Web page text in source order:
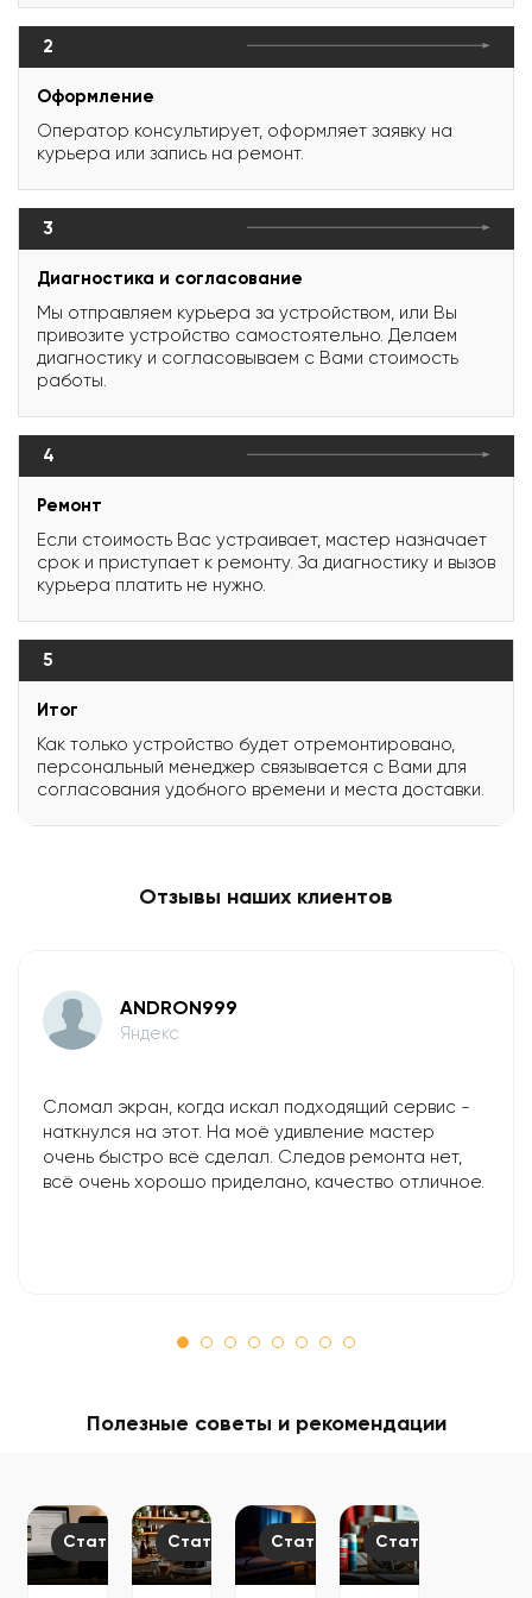
2
Оформление
Оператор консультирует, оформляет заявку на
курьера или запись на ремонт.
3
Диагностика и согласование
Мы отправляем курьера за устройством, или Вы
привозите устройство самостоятельно. Делаем
диагностику и согласовываем с Вами стоимость
работы.
4
Ремонт
Если стоимость Вас устраивает, мастер назначает
срок и приступает к ремонту. За диагностику и вызов
курьера платить не нужно.
5
Итог
Как только устройство будет отремонтировано,
персональный менеджер связывается с Вами для
согласования удобного времени и места доставки.
Отзывы наших клиентов
ANDRON999
Яндекс
Сломал экран, когда искал подходящий сервис -
наткнулся на этот. На моё удивление мастер
очень быстро всё сделал. Следов ремонта нет,
всё очень хорошо приделано, качество отличное.
Полезные советы и рекомендации
Статьи Статьи Статьи Статьи